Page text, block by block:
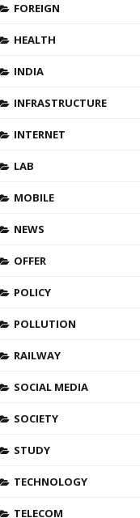
FOREIGN
HEALTH
INDIA
INFRASTRUCTURE
INTERNET
LAB
MOBILE
NEWS
OFFER
POLICY
POLLUTION
RAILWAY
SOCIAL MEDIA
SOCIETY
STUDY
TECHNOLOGY
TELECOM